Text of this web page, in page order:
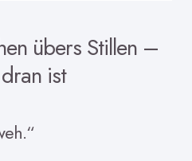
übers Stillen –
ist